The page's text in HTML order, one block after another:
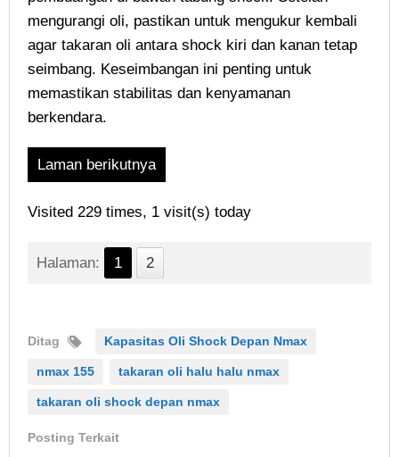
mengurangi oli, pastikan untuk mengukur kembali
agar takaran oli antara shock kiri dan kanan tetap
seimbang. Keseimbangan ini penting untuk
memastikan stabilitas dan kenyamanan
berkendara.
Laman berikutnya
Visited 229 times, 1 visit(s) today
Halaman: 1 2
Ditag Kapasitas Oli Shock Depan Nmax
nmax 155 takaran oli halu halu nmax
takaran oli shock depan nmax
Posting Terkait